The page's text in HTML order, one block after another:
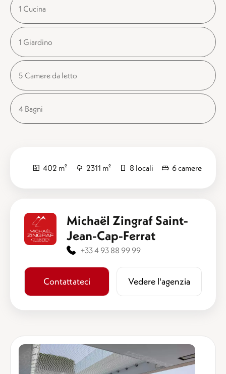
1 Cucina
1 Giardino
5 Camere da letto
4 Bagni
402 m² 2311 m² 8 locali 6 camere
Michaël Zingraf Saint-
Jean-Cap-Ferrat
+33 4 93 88 99 99
Contattateci ​​Vedere l'agenzia